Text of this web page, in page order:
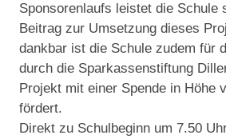
Sponsorenlaufs leistet die Schule
Beitrag zur Umsetzung dieses
dankbar ist die Schule zudem für
durch die Sparkassenstiftung
Projekt mit einer Spende in Höhe
fördert.
Direkt zu Schulbeginn um 7.50